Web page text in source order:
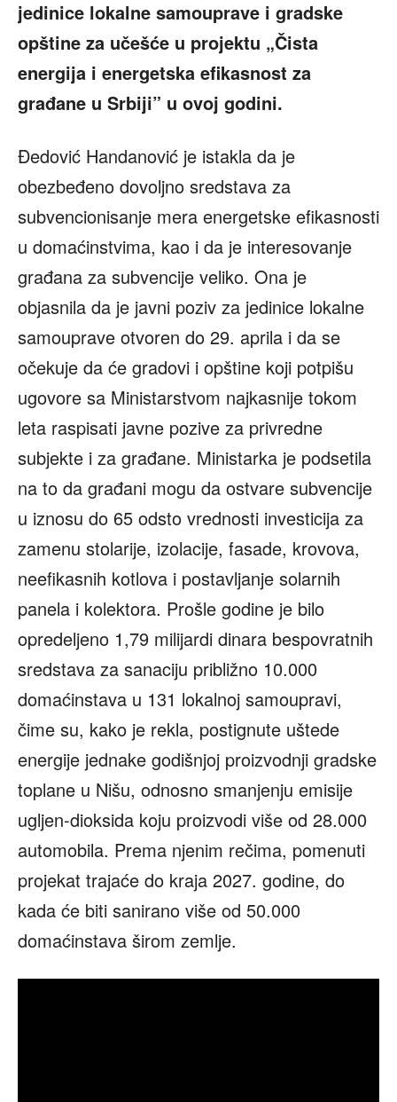
jedinice lokalne samouprave i gradske
opštine za učešće u projektu „Čista
energija i energetska efikasnost za
građane u Srbiji” u ovoj godini.
Đedović Handanović je istakla da je
obezbeđeno dovoljno sredstava za
subvencionisanje mera energetske efikasnosti
u domaćinstvima, kao i da je interesovanje
građana za subvencije veliko. Ona je
objasnila da je javni poziv za jedinice lokalne
samouprave otvoren do 29. aprila i da se
očekuje da će gradovi i opštine koji potpišu
ugovore sa Ministarstvom najkasnije tokom
leta raspisati javne pozive za privredne
subjekte i za građane. Ministarka je podsetila
na to da građani mogu da ostvare subvencije
u iznosu do 65 odsto vrednosti investicija za
zamenu stolarije, izolacije, fasade, krovova,
neefikasnih kotlova i postavljanje solarnih
panela i kolektora. Prošle godine je bilo
opredeljeno 1,79 milijardi dinara bespovratnih
sredstava za sanaciju približno 10.000
domaćinstava u 131 lokalnoj samoupravi,
čime su, kako je rekla, postignute uštede
energije jednake godišnjoj proizvodnji gradske
toplane u Nišu, odnosno smanjenju emisije
ugljen-dioksida koju proizvodi više od 28.000
automobila. Prema njenim rečima, pomenuti
projekat trajaće do kraja 2027. godine, do
kada će biti sanirano više od 50.000
domaćinstava širom zemlje.